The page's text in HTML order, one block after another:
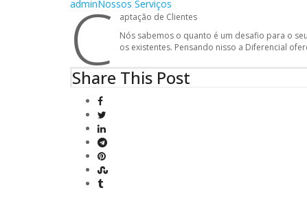
Author
adminCategories
Nossos Serviços
C
aptação de Clientes
Nós sabemos o quanto é um desafio para o
os existentes. Pensando nisso a Diferencial
Share This Post